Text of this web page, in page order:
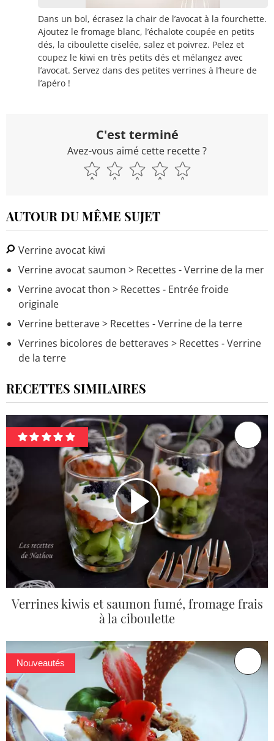
Dans un bol, écrasez la chair de l’avocat à la fourchette.
Ajoutez le fromage blanc, l’échalote coupée en petits
dés, la ciboulette ciselée, salez et poivrez. Pelez et
coupez le kiwi en très petits dés et mélangez avec
l’avocat. Servez dans des petites verrines à l’heure de
l’apéro !
C'est terminé
Avez-vous aimé cette recette ?
AUTOUR DU MÊME SUJET
Verrine avocat kiwi
Verrine avocat saumon > Recettes - Verrine de la mer
Verrine avocat thon > Recettes - Entrée froide
originale
Verrine betterave> Recettes - Verrine de la terre
Verrines bicolores de betteraves > Recettes - Verrine
de la terre
RECETTES SIMILAIRES
Verrines kiwis et saumon fumé, fromage frais
à la ciboulette
Nouveautés